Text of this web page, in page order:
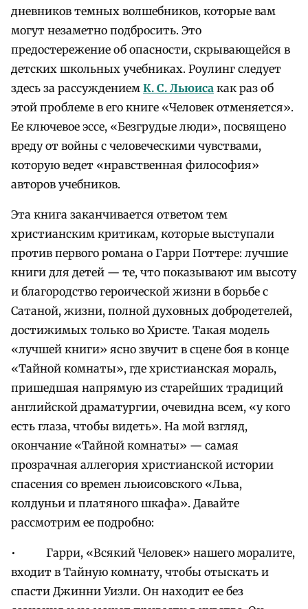
дневников темных волшебников, которые вам
могут незаметно подбросить. Это
предостережение об опасности, скрывающейся в
детских школьных учебниках. Роулинг следует
здесь за рассуждением К. С. Льюиса как раз об
этой проблеме в его книге «Человек отменяется».
Ее ключевое эссе, «Безгрудые люди», посвящено
вреду от войны с человеческими чувствами,
которую ведет «нравственная философия»
авторов учебников.
Эта книга заканчивается ответом тем
христианским критикам, которые выступали
против первого романа о Гарри Поттере: лучшие
книги для детей — те, что показывают им высоту
и благородство героической жизни в борьбе с
Сатаной, жизни, полной духовных добродетелей,
достижимых только во Христе. Такая модель
«лучшей книги» ясно звучит в сцене боя в конце
«Тайной комнаты», где христианская мораль,
пришедшая напрямую из старейших традиций
английской драматургии, очевидна всем, «у кого
есть глаза, чтобы видеть». На мой взгляд,
окончание «Тайной комнаты» — самая
прозрачная аллегория христианской истории
спасения со времен льюисовского «Льва,
колдуньи и платяного шкафа». Давайте
рассмотрим ее подробно:
• Гарри, «Всякий Человек» нашего моралите,
входит в Тайную комнату, чтобы отыскать и
спасти Джинни Уизли. Он находит ее без